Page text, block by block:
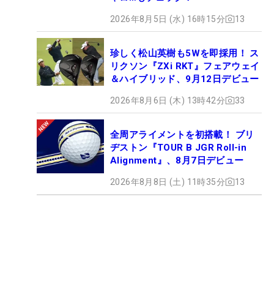
2026年8月5日 (水) 16時15分 13
珍しく松山英樹も5Wを即採用！ ス
リクソン『ZXi RKT』フェアウェイ
＆ハイブリッド、9月12日デビュー
2026年8月6日 (木) 13時42分 33
全周アライメントを初搭載！ ブリ
ヂストン『TOUR B JGR Roll-in
Alignment』、8月7日デビュー
2026年8月8日 (土) 11時35分 13